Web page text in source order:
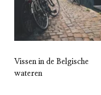
Vissen in de Belgische
wateren